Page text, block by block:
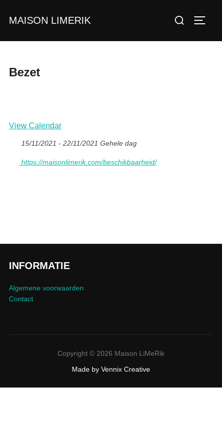
naarMAISON LIMERIK
Zoek
Bezet
View Calendar
15/11/2021 - 22/11/2021 Gehele dag
https://maisonlimerik.com/beschikbaarheid/
INFORMATIE
Algemene voorwaarden
Contact
Copyright © 2026 Maison LiMeRik
Made by Vennix Creative